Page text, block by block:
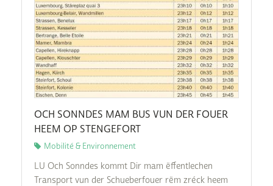
OCH SONNDES MAM BUS VUN DER FOUER
HEEM OP STENGEFORT
Mobilité & Environnement
LU Och Sonndes kommt Dir mam ëffentlechen
Transport vun der Schueberfouer rëm zréck heem